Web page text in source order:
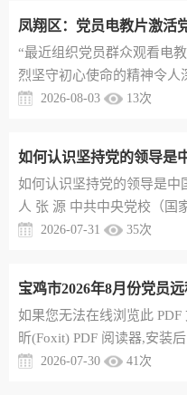
日常。目前，汤峪镇12个村
级，设置便民书吧、儿童活
阵地成了群众愿意来、...
凤翔区：党员电教片激活
“最近组织党员群众观看电
烈坚守初心使命的精神令人
中发挥好模范带头作用。”7
文化铸魂”主题，精心制作
录乡村振兴、非遗传承、
为展现凤翔发展的“...
2026-08-03 13次
如何认识坚持党的领导是
如何认识坚持党的领导是中
人 张 源 中共中央党校（国
中国特色社会主义教研室主
四个坚持”中，居于首位的
主义最本质的特征”。中国
原则和鲜明中国特...
2026-07-31 35次
宝鸡市2026年8月份党员
如果您无法在线浏览此
昕(Foxit) PDF 阅读器,安装
Adobe Reader PDF 阅读器,
2026-07-30 41次